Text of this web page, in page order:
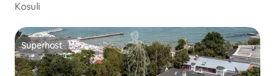
Kosuli
Superhost
Superhost